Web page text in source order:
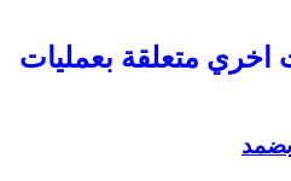
اخري متعلقة بعمليات